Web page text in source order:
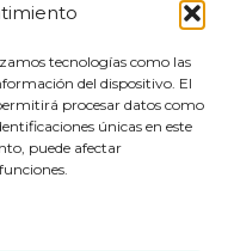
tecnologías como las
del dispositivo. El
procesar datos como
únicas en este
puede afectar
S.L
de pago